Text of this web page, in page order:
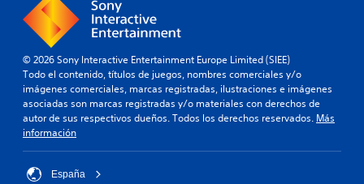
© 2026 Sony Interactive Entertainment Europe Limited (SIEE)
Todo el contenido, títulos de juegos, nombres comerciales y/o
imágenes comerciales, marcas registradas, ilustraciones e imágenes
asociadas son marcas registradas y/o materiales con derechos de
autor de sus respectivos dueños. Todos los derechos reservados. Más
información
España